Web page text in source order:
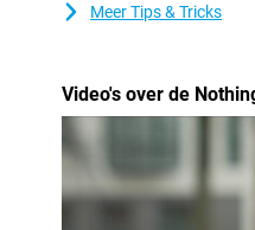
tijdelijk worden uitgebreid
Batterij
Met de 5.080mAh
komt dus makkelijk de
rond de 60%. Een
Meer Tips & Tricks
Video's over de